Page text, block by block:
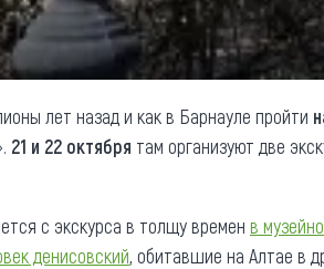
лет назад и как в Барнауле пройти
21 и 22 октября там организуют две
с экскурса в толщу времен в
денисовский, обитавшие на Алтае в